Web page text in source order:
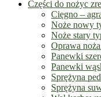
Części do nożyc
Cięgno –
Noże nowy
Noże stary
Oprawa noża
Panewki
Panewki
Sprężyna
Sprężyna